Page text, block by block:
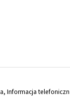
Informacja